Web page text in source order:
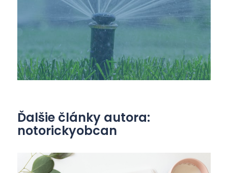
Ďalšie články autora:
notorickyobcan